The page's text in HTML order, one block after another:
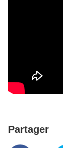
Partager